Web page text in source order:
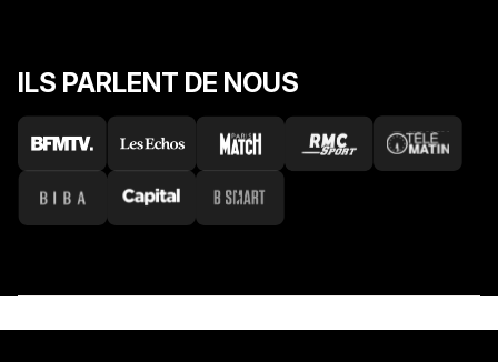
ILS PARLENT DE NOUS